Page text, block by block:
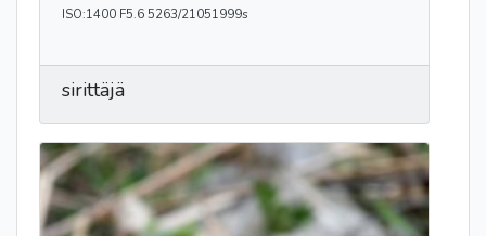
ISO:1400 F5.6 5263/21051999s
sirittäjä